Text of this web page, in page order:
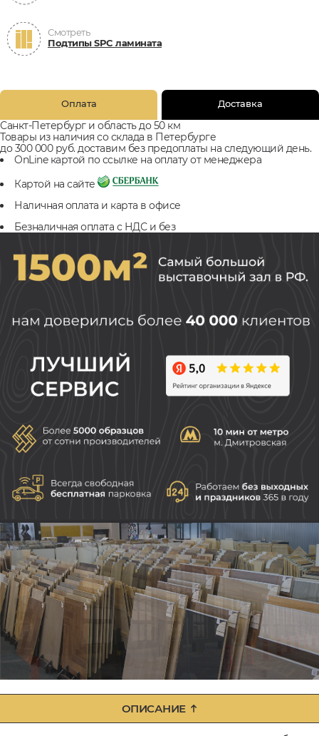
Смотреть
Подтипы SPC ламината
Оплата Доставка
Санкт-Петербург и область до 50 км
Товары из наличия со склада в Петербурге
до 300 000 руб. доставим без предоплаты на следующий день.
OnLine картой по ссылке на оплату от менеджера
Картой на сайте
Наличная оплата и карта в офисе
Безналичная оплата с НДС и без
ОПИСАНИЕ